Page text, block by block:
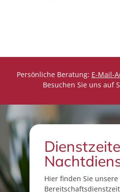
Persönliche Beratung: E-Mail-
Besuchen Sie uns auf
Hier finden Sie